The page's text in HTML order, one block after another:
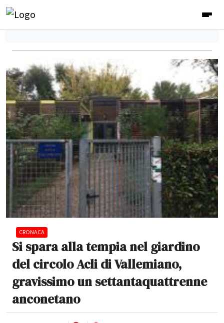
CRONACA
Si spara alla tempia nel giardino
del circolo Acli di Vallemiano,
gravissimo un settantaquattrenne
anconetano